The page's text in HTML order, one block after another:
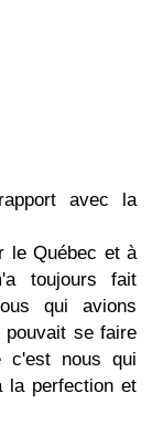
avec la
le Québec et à
toujours fait
qui avions
pouvait se faire
c'est nous qui
la perfection et